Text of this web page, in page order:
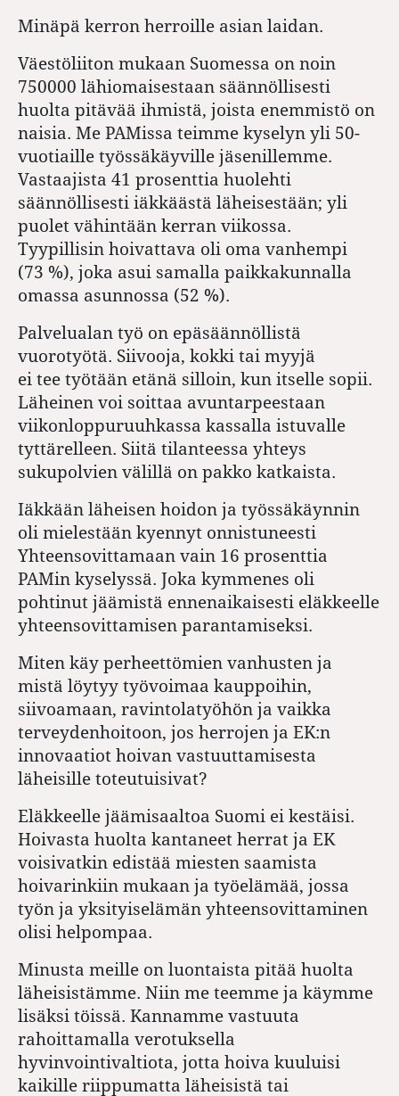
Minäpä kerron herroille asian laidan.
Väestöliiton mukaan Suomessa on noin
750000 lähiomaisestaan säännöllisesti
huolta pitävää ihmistä, joista enemmistö on
naisia. Me PAMissa teimme kyselyn yli 50-
vuotiaille työssäkäyville jäsenillemme.
Vastaajista 41 prosenttia huolehti
säännöllisesti iäkkäästä läheisestään; yli
puolet vähintään kerran viikossa.
Tyypillisin hoivattava oli oma vanhempi
(73 %), joka asui samalla paikkakunnalla
omassa asunnossa (52 %).
Palvelualan työ on epäsäännöllistä
vuorotyötä. Siivooja, kokki tai myyjä
ei tee työtään etänä silloin, kun itselle sopii.
Läheinen voi soittaa avuntarpeestaan
viikonloppuruuhkassa kassalla istuvalle
tyttärelleen. Siitä tilanteessa yhteys
sukupolvien välillä on pakko katkaista.
Iäkkään läheisen hoidon ja työssäkäynnin
oli mielestään kyennyt onnistuneesti
Yhteensovittamaan vain 16 prosenttia
PAMin kyselyssä. Joka kymmenes oli
pohtinut jäämistä ennenaikaisesti eläkkeelle
yhteensovittamisen parantamiseksi.
Miten käy perheettömien vanhusten ja
mistä löytyy työvoimaa kauppoihin,
siivoamaan, ravintolatyöhön ja vaikka
terveyden­hoitoon, jos herrojen ja EK:n
innovaatiot hoivan vastuuttamisesta
läheisille toteutuisivat?
Eläkkeelle jäämisaaltoa Suomi ei kestäisi.
Hoivasta huolta kantaneet herrat ja EK
voisivatkin edistää miesten saamista
hoivarinkiin mukaan ja työelämää, jossa
työn ja yksityiselämän yhteensovittaminen
olisi helpompaa.
Minusta meille on luontaista pitää huolta
läheisistämme. Niin me teemme ja käymme
lisäksi töissä. Kannamme vastuuta
rahoittamalla verotuksella
hyvinvointivaltiota, jotta hoiva kuuluisi
kaikille riippumatta läheisistä tai